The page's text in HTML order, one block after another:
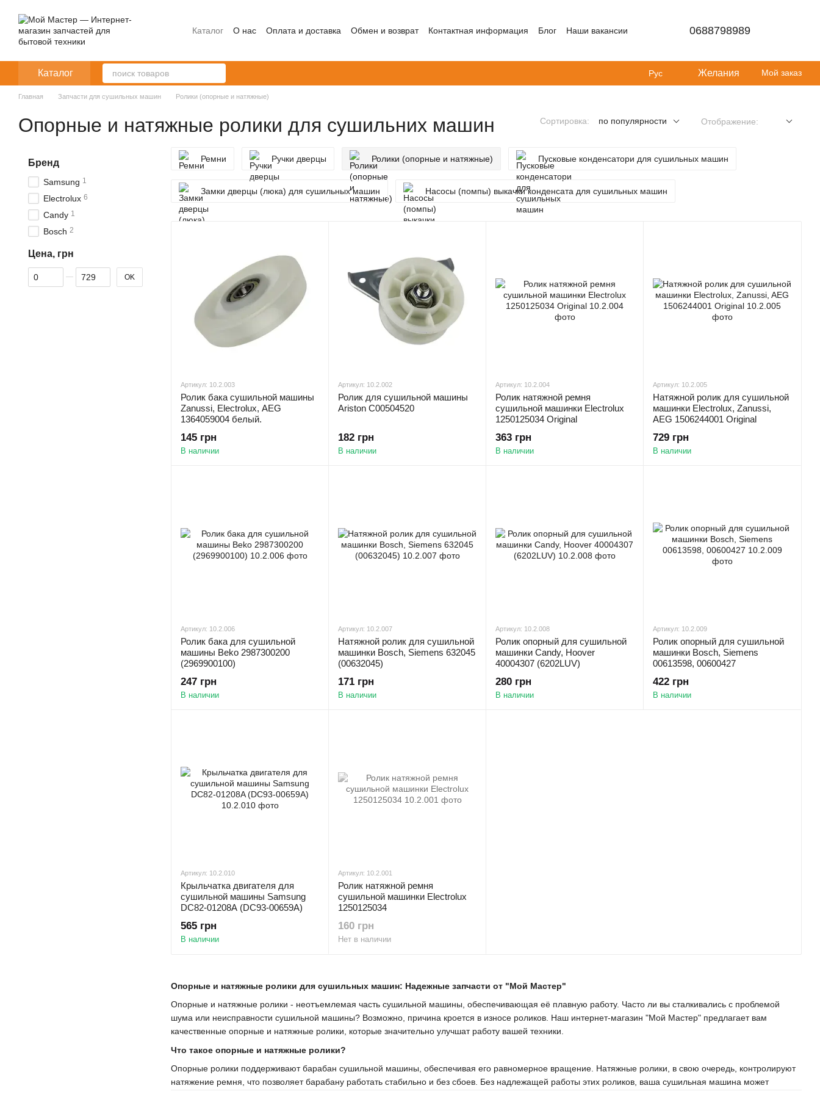
Каталог О нас Оплата и доставка Обмен и возврат Контактная информация Блог Наши вакансии 0688798989
Каталог Рус Желания Мой заказ
Главная Запчасти для сушильных машин Ролики (опорные и натяжные)
Опорные и натяжные ролики для сушильних машин Сортировка: по популярности Отображение:
Ремни Ручки дверцы Ролики (опорные и натяжные) Пусковые конденсатори для сушильных машин
Замки дверцы (люка) для сушильных машин Насосы (помпы) выкачки конденсата для сушильных машин
Опорные и натяжные ролики для сушильных машин: Надежные запчасти от "Мой Мастер"
Опорные и натяжные ролики - неотъемлемая часть сушильной машины, обеспечивающая её плавную работу. Часто ли вы сталкивались с проблемой
шума или неисправности сушильной машины? Возможно, причина кроется в износе роликов. Наш интернет-магазин "Мой Мастер" предлагает вам
качественные опорные и натяжные ролики, которые значительно улучшат работу вашей техники.
Что такое опорные и натяжные ролики?
Опорные ролики поддерживают барабан сушильной машины, обеспечивая его равномерное вращение. Натяжные ролики, в свою очередь, контролируют
натяжение ремня, что позволяет барабану работать стабильно и без сбоев. Без надлежащей работы этих роликов, ваша сушильная машина может
Артикул: 10.2.003
Ролик бака сушильной машины
Zanussi, Electrolux, AEG
1364059004 белый.
145 грн
В наличии
Артикул: 10.2.002
Ролик для сушильной машины
Ariston C00504520
182 грн
В наличии
Артикул: 10.2.004
Ролик натяжной ремня
сушильной машинки Electrolux
1250125034 Original
363 грн
В наличии
Артикул: 10.2.005
Натяжной ролик для сушильной
машинки Electrolux, Zanussi,
AEG 1506244001 Original
729 грн
В наличии
Артикул: 10.2.006
Ролик бака для сушильной
машины Beko 2987300200
(2969900100)
247 грн
В наличии
Артикул: 10.2.007
Натяжной ролик для сушильной
машинки Bosch, Siemens 632045
(00632045)
171 грн
В наличии
Артикул: 10.2.008
Ролик опорный для сушильной
машинки Candy, Hoover
40004307 (6202LUV)
280 грн
В наличии
Артикул: 10.2.009
Ролик опорный для сушильной
машинки Bosch, Siemens
00613598, 00600427
422 грн
В наличии
Артикул: 10.2.010
Крыльчатка двигателя для
сушильной машины Samsung
DC82-01208A (DC93-00659A)
565 грн
В наличии
Артикул: 10.2.001
Ролик натяжной ремня
сушильной машинки Electrolux
1250125034
160 грн
Нет в наличии
Бренд
Samsung 1
Electrolux 6
Candy 1
Bosch 2
Цена, грн
От Цена, грн
До Цена, грн OK